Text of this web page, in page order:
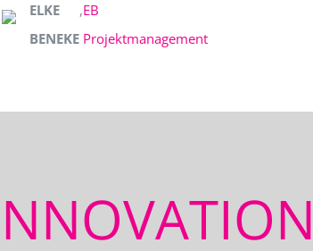
ELKE
BENEKE
,EB
Projektmanagement